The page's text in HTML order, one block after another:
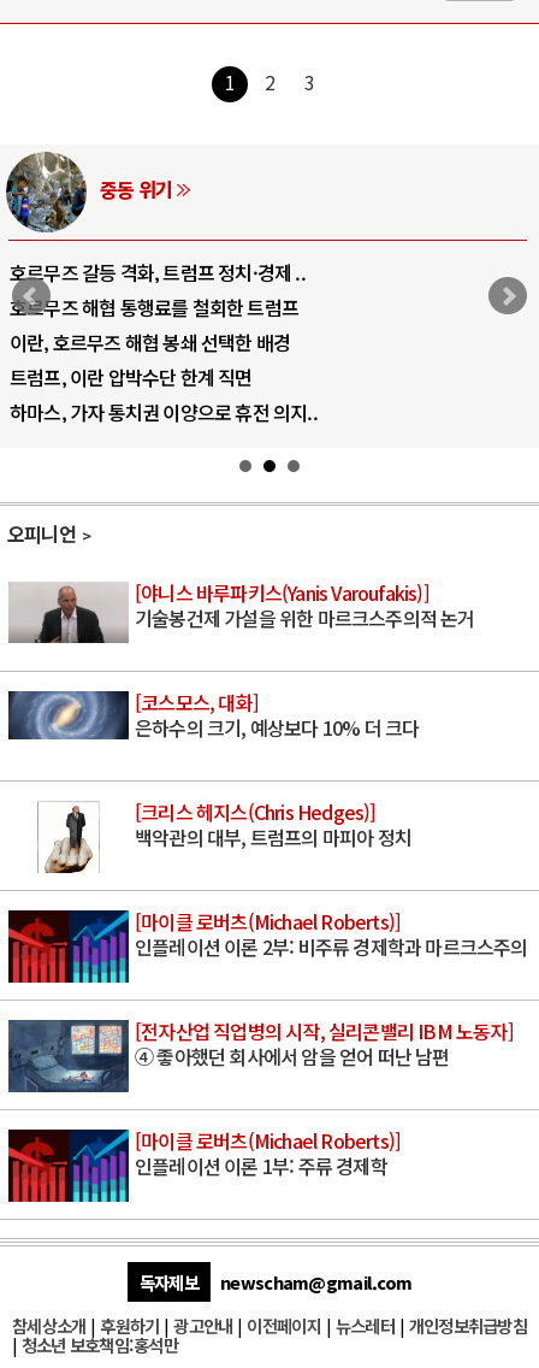
1 2 3
..
지..
중국 AI, 저가 공세로 글로벌 토큰
AI 국부펀드 구상 놓고 미국 진보진
AI 데이터센터 반대 투쟁은 새로운
AI는 어떻게 미국 민주주의를 잠식
오피니언
[야니스 바루파키스(Yanis Varoufakis)]
기술봉건제 가설을 위한 마르크스주의적 논거
[코스모스, 대화]
은하수의 크기, 예상보다 10% 더 크다
[크리스 헤지스(Chris Hedges)]
백악관의 대부, 트럼프의 마피아 정치
[마이클 로버츠(Michael Roberts)]
인플레이션 이론 2부: 비주류 경제학과 마르크스주의
[전자산업 직업병의 시작, 실리콘밸리 IBM 노동자]
④ 좋아했던 회사에서 암을 얻어 떠난 남편
[마이클 로버츠(Michael Roberts)]
인플레이션 이론 1부: 주류 경제학
독자제보
newscham@gmail.com
참세상소개 | 후원하기 |광고안내 | 이전페이지 | 뉴스레터| 개인정보취급방침
| 청소년 보호책임:홍석만